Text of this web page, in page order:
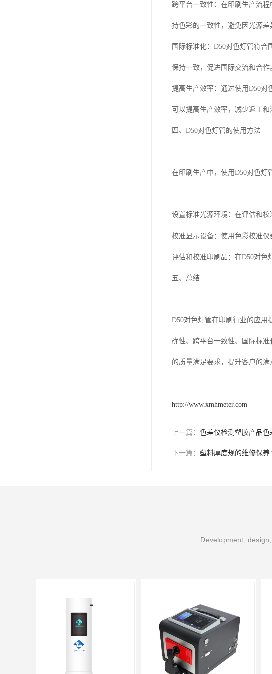
跨平台一致性：在印刷生产流
持色彩的一致性，避免因光源差
国际标准化： D50对色灯管符合
保持一致，促进国际交流和合作
提高生产效率：通过使用D50对
可以提高生产效率，减少返工和
四、 D50对色灯管的使用方法
在印刷生产中，使用D50对色灯
设置标准光源环境：在评估和
校准显示设备：使用色彩校准
评估和校准印刷品：在D50对色
五、总结
D50对色灯管在印刷行业的应用
确性、跨平台一致性、国际标
的质量满足要求，提升客户的满
http://www.xmhmeter.com
上一篇： 色差仪检测塑胶产品色
下一篇： 塑料厚度规的维修保养
Development,